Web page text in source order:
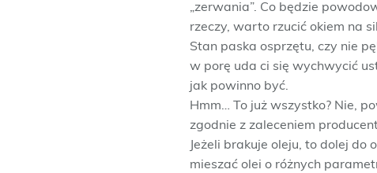
„zerwania”. Co będzie
rzeczy, warto rzucić okiem na
Stan paska osprzętu, czy nie
w porę uda ci się wychwycić
jak powinno być.
Hmm… To już wszystko? Nie,
zgodnie z zaleceniem
Jeżeli brakuje oleju, to dolej
mieszać olei o różnych